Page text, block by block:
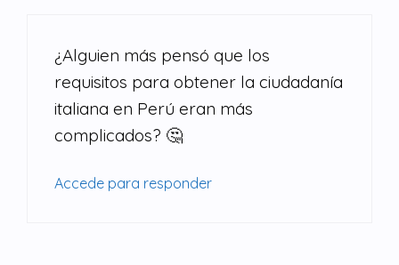
¿Alguien más pensó que los
requisitos para obtener la ciudadanía
italiana en Perú eran más
complicados? 🤔
Accede para responder